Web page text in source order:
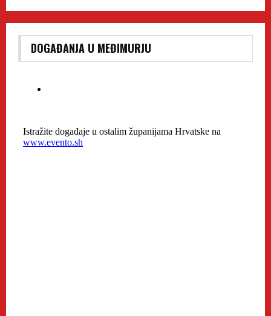
DOGAĐANJA U MEĐIMURJU